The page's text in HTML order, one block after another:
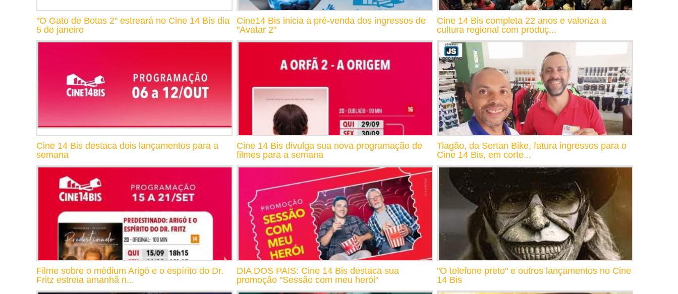
"O Gato de Botas 2" estreará no Cine 14 Bis dia
5 de janeiro
Cine14 Bis inicia a pré-venda dos ingressos de
"Avatar 2"
Cine 14 Bis completa 22 anos e valoriza a
cultura regional com produç...
Cine 14 Bis destaca dois lançamentos para a
semana
Cine 14 Bis divulga sua nova programação de
filmes para a semana
Tiagão, da Sertan Bike, fatura ingressos para o
Cine 14 Bis, em corte...
Filme sobre o médium Arigó e o espírito do Dr.
Fritz estreia amanhã n...
DIA DOS PAIS: Cine 14 Bis destaca sua
promoção "Sessão com meu herói"
"O telefone preto" e outros lançamentos no Cine
14 Bis